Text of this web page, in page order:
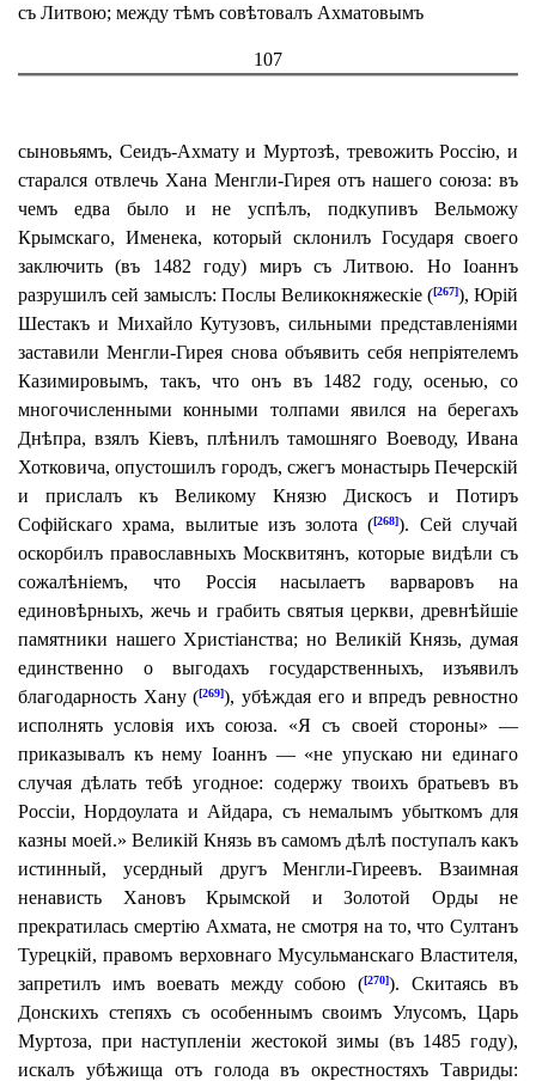
съ Литвою; между тѣмъ совѣтовалъ Ахматовымъ
107
сыновьямъ, Сеидъ-Ахмату и Муртозѣ, тревожить Россію, и
старался отвлечь Хана Менгли-Гирея отъ нашего союза: въ
чемъ едва было и не успѣлъ, подкупивъ Вельможу
Крымскаго, Именека, который склонилъ Государя своего
заключить (въ 1482 году) миръ съ Литвою. Но Іоаннъ
разрушилъ сей замыслъ: Послы Великокняжескіе ([267]), Юрій
Шестакъ и Михайло Кутузовъ, сильными представленіями
заставили Менгли-Гирея снова объявить себя непріятелемъ
Казимировымъ, такъ, что онъ въ 1482 году, осенью, со
многочисленными конными толпами явился на берегахъ
Днѣпра, взялъ Кіевъ, плѣнилъ тамошняго Воеводу, Ивана
Хотковича, опустошилъ городъ, сжегъ монастырь Печерскій
и прислалъ къ Великому Князю Дискосъ и Потиръ
Софійскаго храма, вылитые изъ золота ([268]). Сей случай
оскорбилъ православныхъ Москвитянъ, которые видѣли съ
сожалѣніемъ, что Россія насылаетъ варваровъ на
единовѣрныхъ, жечь и грабить святыя церкви, древнѣйшіе
памятники нашего Христіанства; но Великій Князь, думая
единственно о выгодахъ государственныхъ, изъявилъ
благодарность Хану ([269]), убѣждая его и впредъ ревностно
исполнять условія ихъ союза. «Я съ своей стороны» —
приказывалъ къ нему Іоаннъ — «не упускаю ни единаго
случая дѣлать тебѣ угодное: содержу твоихъ братьевъ въ
Россіи, Нордоулата и Айдара, съ немалымъ убыткомъ для
казны моей.» Великій Князь въ самомъ дѣлѣ поступалъ какъ
истинный, усердный другъ Менгли-Гиреевъ. Взаимная
ненависть Хановъ Крымской и Золотой Орды не
прекратилась смертію Ахмата, не смотря на то, что Султанъ
Турецкій, правомъ верховнаго Мусульманскаго Властителя,
запретилъ имъ воевать между собою ([270]).Скитаясь въ
Донскихъ степяхъ съ особеннымъ своимъ Улусомъ, Царь
Муртоза, при наступленіи жестокой зимы (въ 1485 году),
искалъ убѣжища отъ голода въ окрестностяхъ Тавриды: